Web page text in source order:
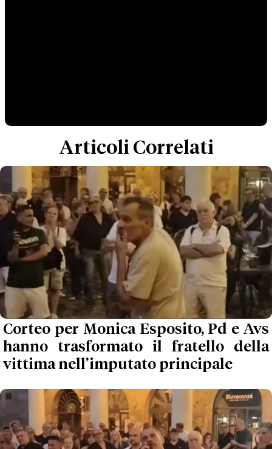
Articoli Correlati
Corteo per Monica Esposito, Pd e Avs
hanno trasformato il fratello della
vittima nell’imputato principale